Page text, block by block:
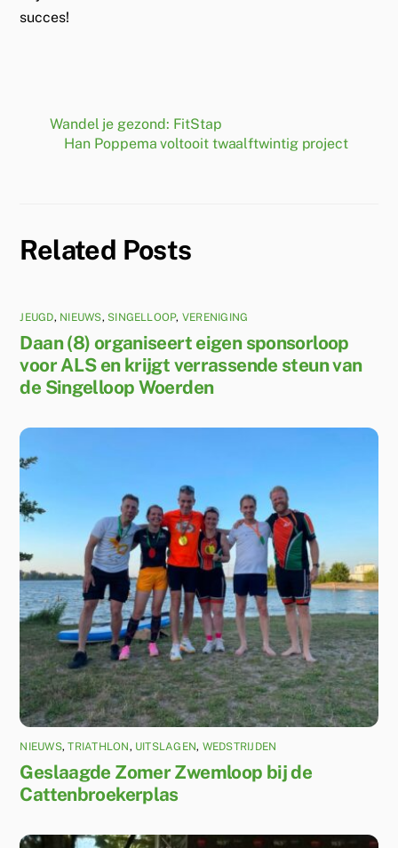
succes!
Wandel je gezond: FitStap
Han Poppema voltooit twaalftwintig project
Related Posts
JEUGD, NIEUWS, SINGELLOOP, VERENIGING
Daan (8) organiseert eigen sponsorloop
voor ALS en krijgt verrassende steun van
de Singelloop Woerden
NIEUWS,TRIATHLON, UITSLAGEN, WEDSTRIJDEN
Geslaagde Zomer Zwemloop bij de
Cattenbroekerplas